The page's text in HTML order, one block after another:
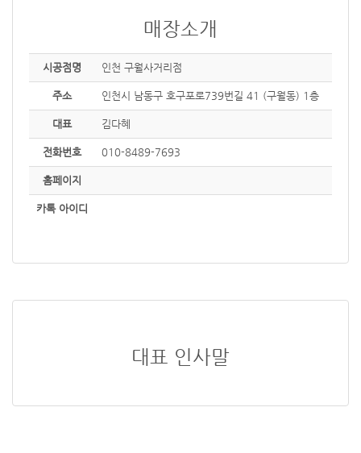
매장소개
시공점명 인천 구월사거리점
주소 인천시 남동구 호구포로739번길 41 (구월동) 1층
대표 김다혜
전화번호 010-8489-7693
홈페이지
카톡 아이디
대표 인사말